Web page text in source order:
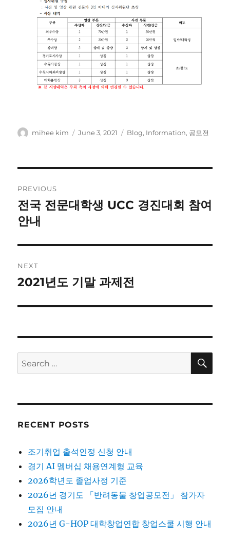
Author
mihee kim
Posted
June 3, 2021 Categories
Blog, Information, 공모전
navigation
PREVIOUS
Previous
post:
전국 전문대학생 UCC 경진대회 참여
안내
NEXT
Next
2021년도 기말 과제전
Search
for:
RECENT POSTS
조기취업 출석인정 신청 안내
경기 AI 멤버십 채용연계형 교육
2026학년도 졸업사정 기준
2026년 경기도 「반려동물 창업공모전」 참가자
모집 안내
2026년 G-HOP 대학창업연합 창업스쿨 시행 안내